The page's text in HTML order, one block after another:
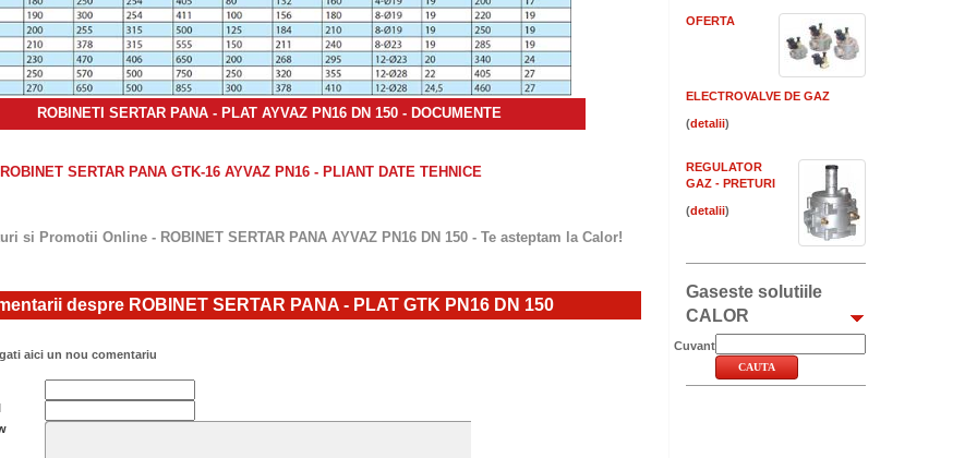
ROBINETI SERTAR PANA - PLAT AYVAZ PN16 DN 150 - DOCUMENTE
ROBINET SERTAR PANA GTK-16 AYVAZ PN16 - PLIANT DATE TEHNICE
si Promotii Online - ROBINET SERTAR PANA AYVAZ PN16 DN 150 - Te asteptam la Calor!
despre ROBINET SERTAR PANA - PLAT GTK PN16 DN 150
aici un nou comentariu
OFERTA
ELECTROVALVE DE GAZ
( )
REGULATOR
GAZ - PRETURI
( )
Gaseste solutiile
CALOR
Cuvant